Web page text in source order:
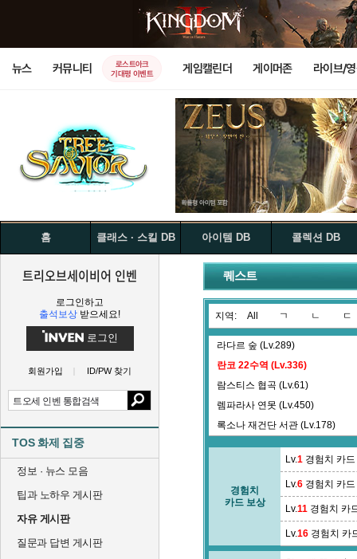
뉴스 커뮤니티
로스트아크
기대평 이벤트
게임캘린더 게이머존 라이브/
홈 클래스 · 스킬 DB 아이템 DB 콜렉션 DB
트리오브세이비어 인벤
로그인하고
출석보상 받으세요!
로그인
회원가입 ID/PW 찾기
TOS 화제 집중
정보 · 뉴스 모음
팁과 노하우 게시판
자유 게시판
질문과 답변 게시판
퀘스트
지역: All ㄱ ㄴ ㄷ
라다르 숲 (Lv.289)
란코 22수역 (Lv.336)
람스티스 협곡 (Lv.61)
렘파라사 연못 (Lv.450)
록소나 재건단 서관 (Lv.178)
리티니스 지하묘 (Lv.191)
경험치
카드 보상
Lv.1 경험치 카드
Lv.6 경험치 카드
Lv.11 경험치 카
Lv.16 경험치 카